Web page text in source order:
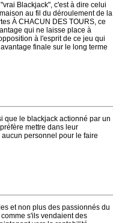
Blackjack", c'est à dire celui
au fil du déroulement de la
À CHACUN DES TOURS, ce
qui ne laisse place à
à l'esprit de ce jeu qui
finale sur le long terme
que le blackjack actionné par un
mettre dans leur
personnel pour le faire
et non plus des passionnés du
s'ils vendaient des